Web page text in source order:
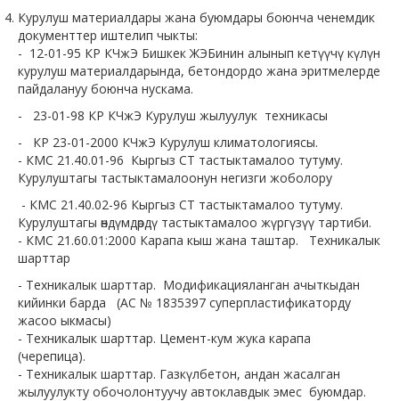
ЖАҢЫЛЫКТАР
Аткарылган иштер туурасында отчеттор
БИЗ ЖӨНҮНДӨ
Бош орундар
ЖАРАНДАРГА
АРЫЗДАРДЫН ҮЛГҮЛӨРҮ
КАЛЬКУЛЯЦИЯЛООНУН ҮЛГҮСҮ
БААЛАР ЖЫЙНАГЫ
КЕРЕКТҮҮ ДОКУМЕНТТЕР
АРЫЗДЫ ТИРКӨӨ
Курулуш материалдары жана буюмдары боюнча ченемдик
документтер иштелип чыкты:
- 12-01-95 КР КЧжЭ Бишкек ЖЭБинин алынып кетүүчү күлүн
курулуш материалдарында, бетондордо жана эритмелерде
пайдалануу боюнча нускама.
- 23-01-98 КР КЧжЭ Курулуш жылуулук техникасы
- КР 23-01-2000 КЧжЭ Курулуш климатологиясы.
- КМС 21.40.01-96 Кыргыз СТ тастыктамалоо тутуму.
Курулуштагы тастыктамалоонун негизги жоболору
- КМС 21.40.02-96 Кыргыз СТ тастыктамалоо тутуму.
Курулуштагы өндүмдөрдү тастыктамалоо жүргүзүү тартиби.
- КМС 21.60.01:2000 Карапа кыш жана таштар. Техникалык
шарттар
- Техникалык шарттар. Модификацияланган ачыткыдан
кийинки барда (АС № 1835397 суперпластификаторду
жасоо ыкмасы)
- Техникалык шарттар. Цемент-кум жука карапа
(черепица).
- Техникалык шарттар. Газкүлбетон, андан жасалган
жылуулукту обочолонтуучу автоклавдык эмес буюмдар.